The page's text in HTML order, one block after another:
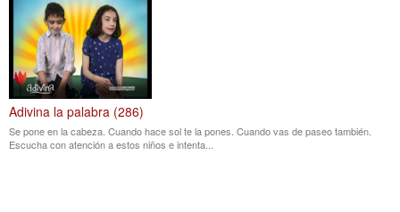
Adivina la palabra (286)
Se pone en la cabeza. Cuando hace sol te la pones. Cuando vas de paseo también.
Escucha con atención a estos niños e intenta...